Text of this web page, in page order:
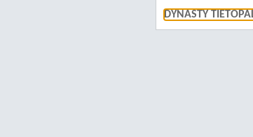
DYNASTY